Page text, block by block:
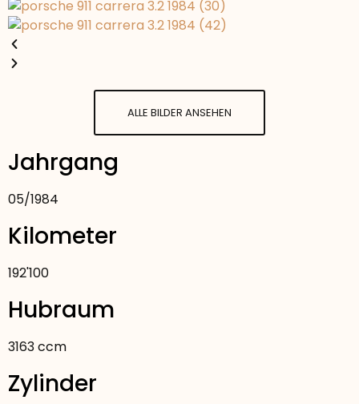
ALLE BILDER ANSEHEN
Jahrgang
05/1984
Kilometer
192'100
Hubraum
3163 ccm
Zylinder